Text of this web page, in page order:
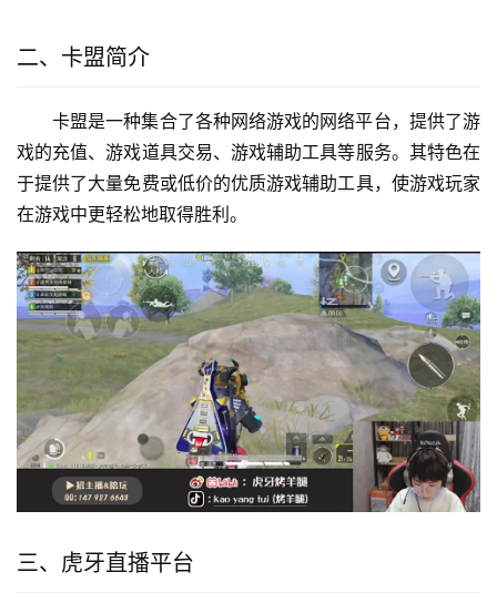
二、卡盟简介
卡盟是一种集合了各种网络游戏的网络平台，提供了游
戏的充值、游戏道具交易、游戏辅助工具等服务。其特色在
于提供了大量免费或低价的优质游戏辅助工具，使游戏玩家
在游戏中更轻松地取得胜利。
三、虎牙直播平台